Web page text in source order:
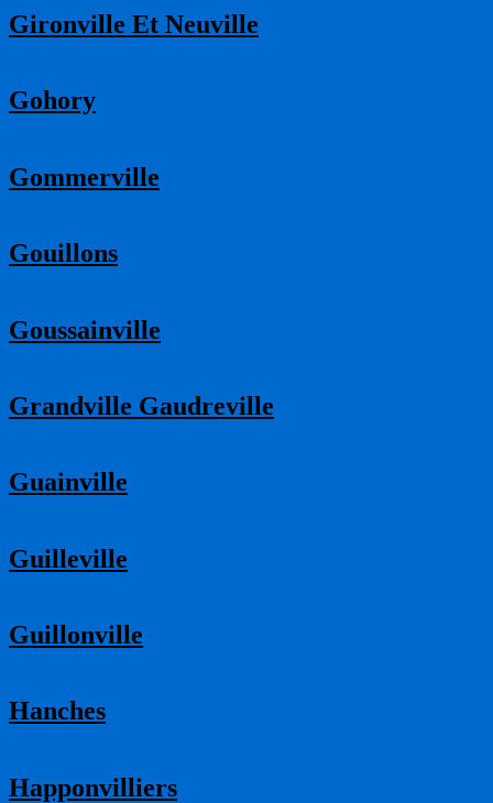
Gironville Et Neuville
Gohory
Gommerville
Gouillons
Goussainville
Grandville Gaudreville
Guainville
Guilleville
Guillonville
Hanches
Happonvilliers